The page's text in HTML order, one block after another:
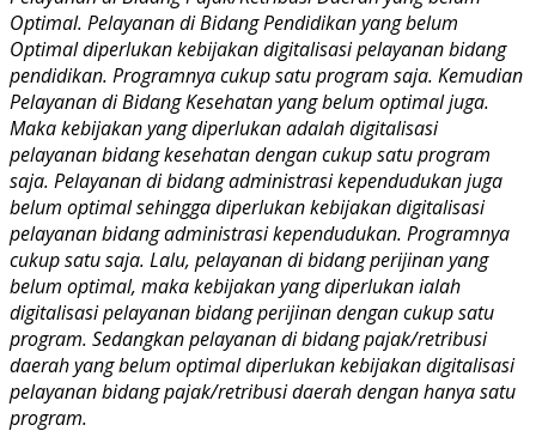
Optimal. Pelayanan di Bidang Pendidikan yang belum
Optimal diperlukan kebijakan digitalisasi pelayanan bidang
pendidikan. Programnya cukup satu program saja. Kemudian
Pelayanan di Bidang Kesehatan yang belum optimal juga.
Maka kebijakan yang diperlukan adalah digitalisasi
pelayanan bidang kesehatan dengan cukup satu program
saja. Pelayanan di bidang administrasi kependudukan juga
belum optimal sehingga diperlukan kebijakan digitalisasi
pelayanan bidang administrasi kependudukan. Programnya
cukup satu saja. Lalu, pelayanan di bidang perijinan yang
belum optimal, maka kebijakan yang diperlukan ialah
digitalisasi pelayanan bidang perijinan dengan cukup satu
program. Sedangkan pelayanan di bidang pajak/retribusi
daerah yang belum optimal diperlukan kebijakan digitalisasi
pelayanan bidang pajak/retribusi daerah dengan hanya satu
program.